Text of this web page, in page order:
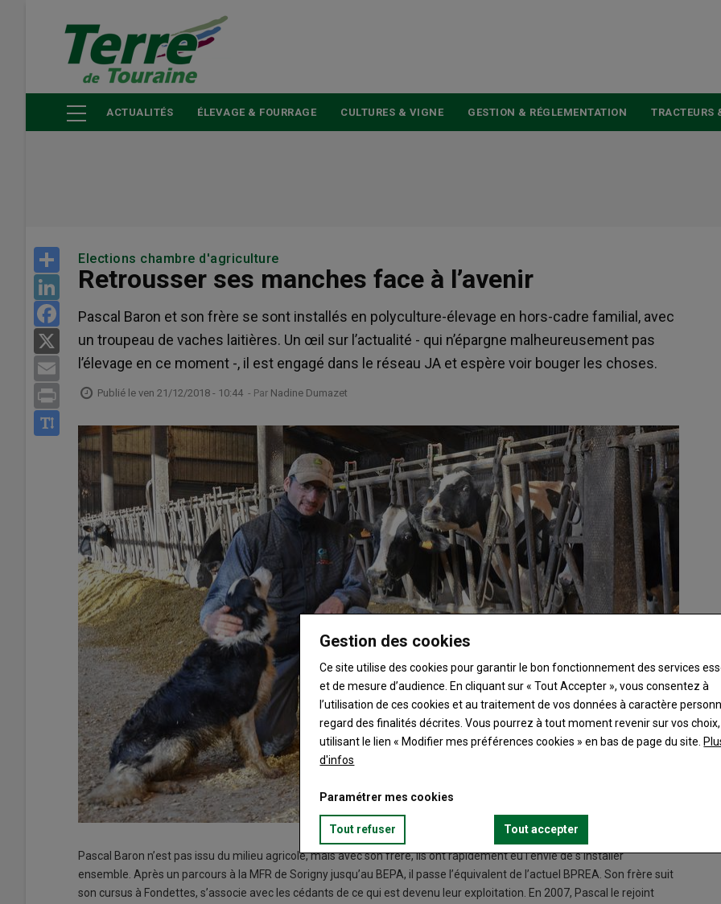
principal
ACTUALITÉS ÉLEVAGE & FOURRAGE CULTURES & VIGNE GESTION & RÉGLEMENTATION TRACTEURS
Share
LinkedIn
Facebook
Email
Print
Elections chambre d'agriculture
Retrousser ses manches face à l’avenir
Pascal Baron et son frère se sont installés en polyculture-élevage en hors-cadre familial, avec
un troupeau de vaches laitières. Un œil sur l’actualité - qui n’épargne malheureusement pas
l’élevage en ce moment -, il est engagé dans le réseau JA et espère voir bouger les choses.
Publié le ven 21/12/2018 - 10:44 - Par Nadine Dumazet
Pascal Baron n’est pas issu du milieu agricole, mais avec son frère, ils ont rapidement eu l’envie de s’installer
ensemble. Après un parcours à la MFR de Sorigny jusqu’au BEPA, il passe l’équivalent de l’actuel BPREA. Son frère suit
son cursus à Fondettes, s’associe avec les cédants de ce qui est devenu leur exploitation. En 2007, Pascal le rejoint
Gestion des cookies
Ce site utilise des cookies pour garantir le bon fonctionnement des services
et de mesure d’audience. En cliquant sur « Tout Accepter », vous consentez à
l’utilisation de ces cookies et au traitement de vos données à caractère
regard des finalités décrites. Vous pourrez à tout moment revenir sur vos
utilisant le lien « Modifier mes préférences cookies » en bas de page du site.
d'infos
Paramétrer mes cookies
Tout refuser Tout accepter